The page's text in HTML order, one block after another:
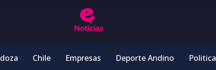
Chile Empresas Deporte Andino Politica